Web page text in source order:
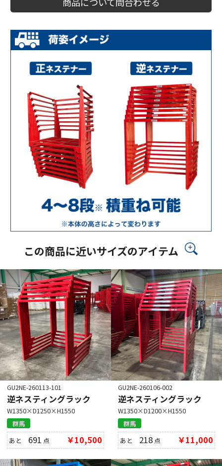
この商品に近いサイズのアイテム
GU2NE-260113-101
逆ネスティングラック
W1350×D1250×H1550
群馬
あと 691 点 ￥10,500
GU2NE-260106-002
逆ネスティングラック
W1350×D1200×H1550
群馬
あと 218 点 ￥11,000